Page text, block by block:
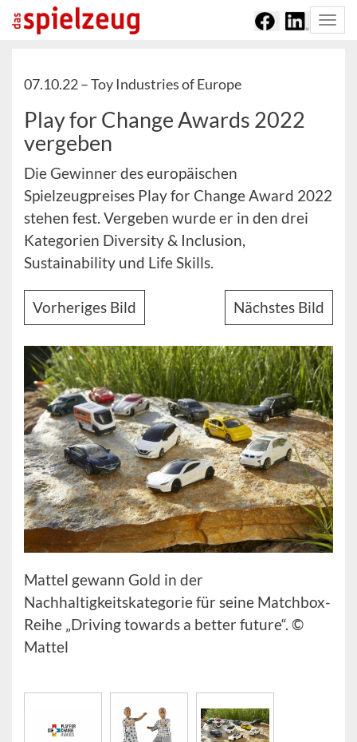
07.10.22 –Toy Industries of Europe
Play for Change Awards 2022
vergeben
Die Gewinner des europäischen
Spielzeugpreises Play for Change Award 2022
stehen fest. Vergeben wurde er in den drei
Kategorien Diversity & Inclusion,
Sustainability und Life Skills.
Vorheriges Bild Nächstes Bild
Mattel gewann Gold in der
Nachhaltigkeitskategorie für seine Matchbox-
Reihe „Driving towards a better future“. ©
Mattel